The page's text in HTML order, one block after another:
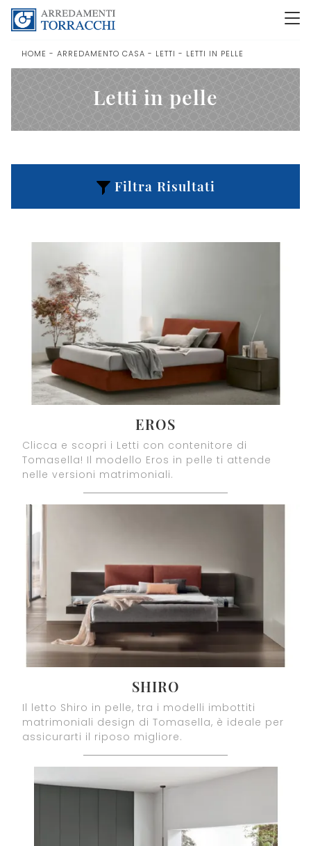
HOME - ARREDAMENTO CASA - LETTI - LETTI IN PELLE
Letti in pelle
Filtra Risultati
EROS
Clicca e scopri i Letti con contenitore di
Tomasella! Il modello Eros in pelle ti attende
nelle versioni matrimoniali.
SHIRO
Il letto Shiro in pelle, tra i modelli imbottiti
matrimoniali design di Tomasella, è ideale per
assicurarti il riposo migliore.